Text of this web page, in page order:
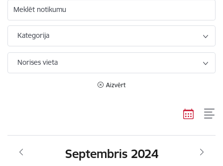
Meklēt notikumu
Kategorija
Norises vieta
Aizvērt
Septembris 2024